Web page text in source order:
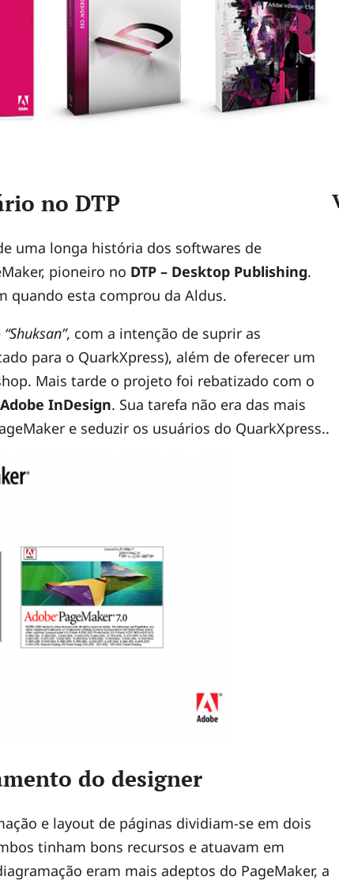
no DTP
uma longa história dos softwares de
pioneiro no DTP – Desktop Publishing.
quando esta comprou da Aldus.
“Shuksan”, com a intenção de suprir as
para o QuarkXpress), além de oferecer um
Mais tarde o projeto foi rebatizado com o
Adobe InDesign. Sua tarefa não era das mais
e seduzir os usuários do QuarkXpress..
do designer
e layout de páginas dividiam-se em dois
tinham bons recursos e atuavam em
eram mais adeptos do PageMaker, a